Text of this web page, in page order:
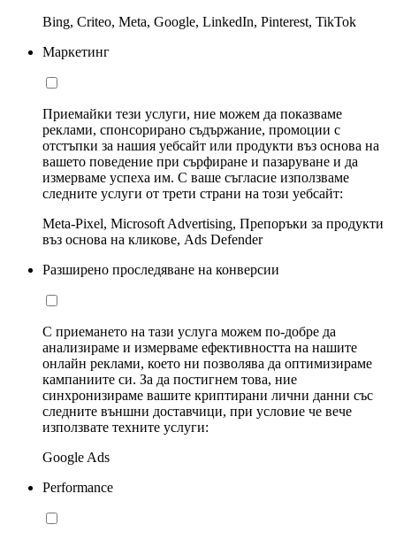
Bing, Criteo, Meta, Google, LinkedIn, Pinterest, TikTok
Маркетинг
Приемайки тези услуги, ние можем да показваме
реклами, спонсорирано съдържание, промоции с
отстъпки за нашия уебсайт или продукти въз основа на
вашето поведение при сърфиране и пазаруване и да
измерваме успеха им. С ваше съгласие използваме
следните услуги от трети страни на този уебсайт:
Meta-Pixel, Microsoft Advertising, Препоръки за продукти
въз основа на кликове, Ads Defender
Разширено проследяване на конверсии
С приемането на тази услуга можем по-добре да
анализираме и измерваме ефективността на нашите
онлайн реклами, което ни позволява да оптимизираме
кампаниите си. За да постигнем това, ние
синхронизираме вашите криптирани лични данни със
следните външни доставчици, при условие че вече
използвате техните услуги:
Google Ads
Performance